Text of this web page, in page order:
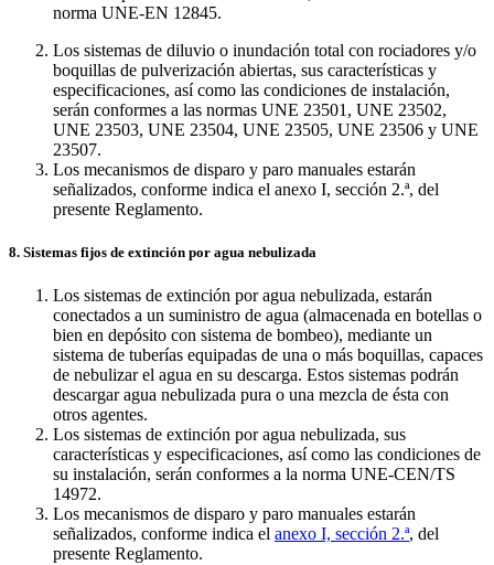
norma UNE-EN 12845.
Los sistemas de diluvio o inundación total con rociadores y/o
boquillas de pulverización abiertas, sus características y
especificaciones, así como las condiciones de instalación,
serán conformes a las normas UNE 23501, UNE 23502,
UNE 23503, UNE 23504, UNE 23505, UNE 23506 y UNE
23507.
Los mecanismos de disparo y paro manuales estarán
señalizados, conforme indica el anexo I, sección 2.ª, del
presente Reglamento.
8. Sistemas fijos de extinción por agua nebulizada
Los sistemas de extinción por agua nebulizada, estarán
conectados a un suministro de agua (almacenada en botellas o
bien en depósito con sistema de bombeo), mediante un
sistema de tuberías equipadas de una o más boquillas, capaces
de nebulizar el agua en su descarga. Estos sistemas podrán
descargar agua nebulizada pura o una mezcla de ésta con
otros agentes.
Los sistemas de extinción por agua nebulizada, sus
características y especificaciones, así como las condiciones de
su instalación, serán conformes a la norma UNE-CEN/TS
14972.
Los mecanismos de disparo y paro manuales estarán
señalizados, conforme indica el anexo I, sección 2.ª, del
presente Reglamento.